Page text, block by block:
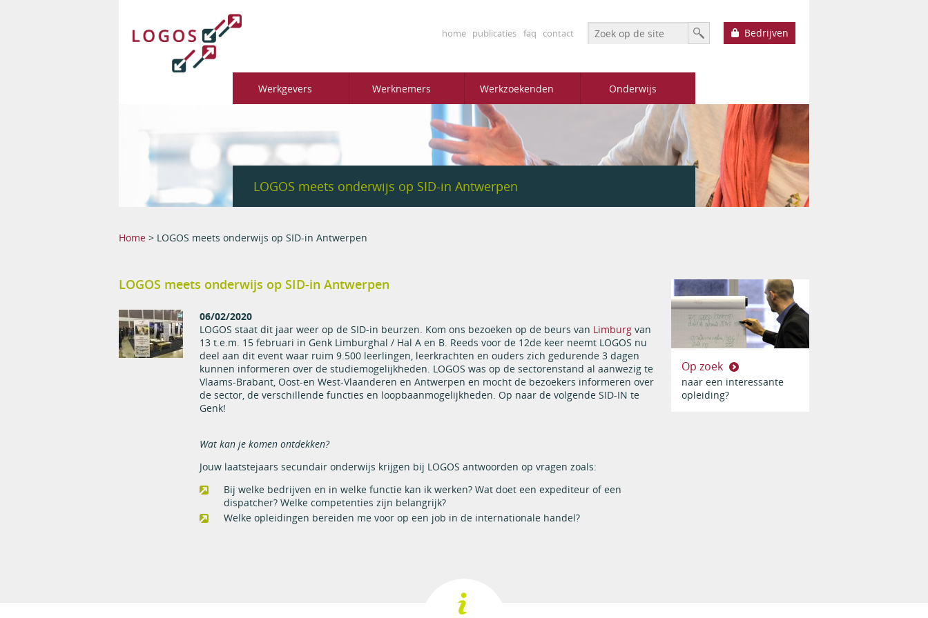
home publicaties faq contact Search form Zoek Bedrijven
Werkgevers Werknemers Werkzoekenden Onderwijs
LOGOS meets onderwijs op SID-in Antwerpen
You are here
Home > LOGOS meets onderwijs op SID-in Antwerpen
LOGOS meets onderwijs op SID-in Antwerpen
06/02/2020
LOGOS staat dit jaar weer op de SID-in beurzen. Kom ons bezoeken op de beurs van Limburg van
13 t.e.m. 15 februari in Genk Limburghal / Hal A en B. Reeds voor de 12de keer neemt LOGOS nu
deel aan dit event waar ruim 9.500 leerlingen, leerkrachten en ouders zich gedurende 3 dagen
kunnen informeren over de studiemogelijkheden. LOGOS was op de sectorenstand al aanwezig te
Vlaams-Brabant, Oost-en West-Vlaanderen en Antwerpen en mocht de bezoekers informeren over
de sector, de verschillende functies en loopbaanmogelijkheden. Op naar de volgende SID-IN te
Genk!
Wat kan je komen ontdekken?
Jouw laatstejaars secundair onderwijs krijgen bij LOGOS antwoorden op vragen zoals:
Bij welke bedrijven en in welke functie kan ik werken? Wat doet een expediteur of een
dispatcher? Welke competenties zijn belangrijk?
Welke opleidingen bereiden me voor op een job in de internationale handel?
Op zoek
naar een interessante
opleiding?